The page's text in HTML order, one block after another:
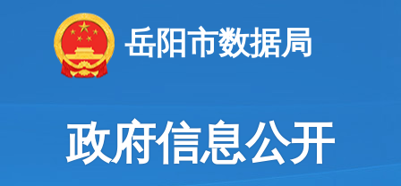
岳阳市数据局
政府信息公开